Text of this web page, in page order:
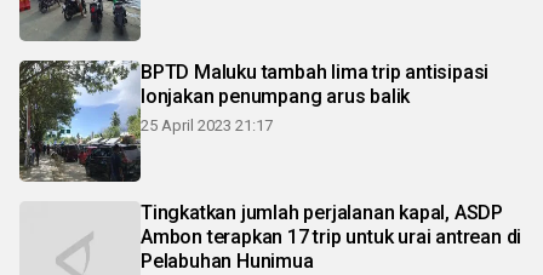
BPTD Maluku tambah lima trip antisipasi
lonjakan penumpang arus balik
25 April 2023 21:17
Tingkatkan jumlah perjalanan kapal, ASDP
Ambon terapkan 17 trip untuk urai antrean di
Pelabuhan Hunimua